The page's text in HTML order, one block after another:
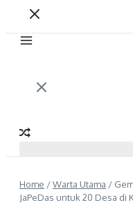
Home /Warta Utama /
JaPeDas untuk 20 Desa di